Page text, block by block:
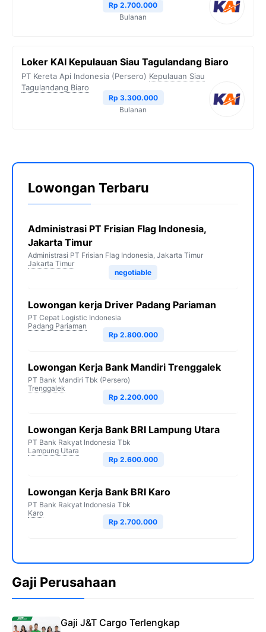
Rp 2.700.000
Bulanan
Loker KAI Kepulauan Siau Tagulandang Biaro
PT Kereta Api Indonesia (Persero) Kepulauan Siau
Tagulandang Biaro
Rp 3.300.000
Bulanan
Lowongan Terbaru
Administrasi PT Frisian Flag Indonesia,
Jakarta Timur
Administrasi PT Frisian Flag Indonesia, Jakarta Timur
Jakarta Timur
negotiable
Lowongan kerja Driver Padang Pariaman
PT Cepat Logistic Indonesia
Padang Pariaman
Rp 2.800.000
Lowongan Kerja Bank Mandiri Trenggalek
PT Bank Mandiri Tbk (Persero)
Trenggalek
Rp 2.200.000
Lowongan Kerja Bank BRI Lampung Utara
PT Bank Rakyat Indonesia Tbk
Lampung Utara
Rp 2.600.000
Lowongan Kerja Bank BRI Karo
PT Bank Rakyat Indonesia Tbk
Karo
Rp 2.700.000
Gaji Perusahaan
Gaji J&T Cargo Terlengkap